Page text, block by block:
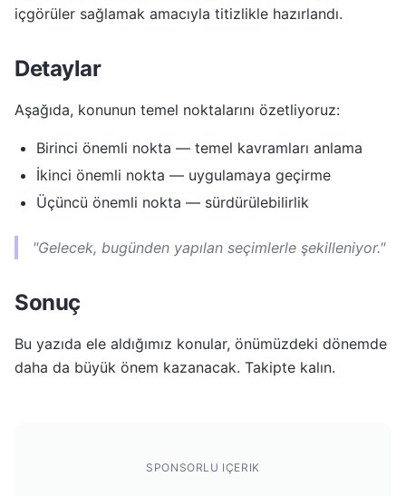
içgörüler sağlamak amacıyla titizlikle hazırlandı.
Detaylar
Aşağıda, konunun temel noktalarını özetliyoruz:
Birinci önemli nokta — temel kavramları anlama
İkinci önemli nokta — uygulamaya geçirme
Üçüncü önemli nokta — sürdürülebilirlik
"Gelecek, bugünden yapılan seçimlerle şekilleniyor."
Sonuç
Bu yazıda ele aldığımız konular, önümüzdeki dönemde
daha da büyük önem kazanacak. Takipte kalın.
SPONSORLU IÇERIK